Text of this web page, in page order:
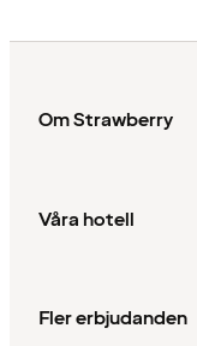
Om Strawberry
Våra hotell
Fler erbjudanden